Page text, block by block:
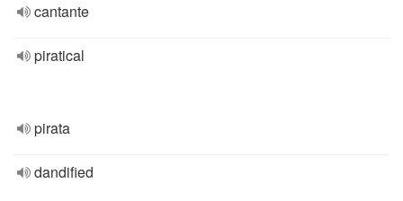
cantante
piratical
pirata
dandified